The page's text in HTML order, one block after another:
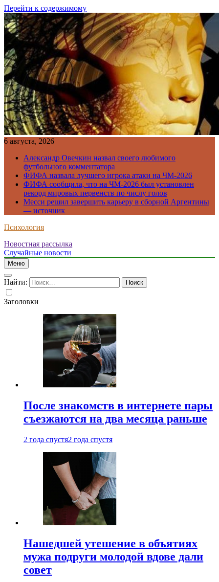
Перейти к содержимому
6 августа, 2026
Александр Овечкин назвал своего любимого
футбольного комментатора
ФИФА назвала лучшего игрока атаки на ЧМ-2026
ФИФА сообщила, что на ЧМ-2026 был установлен
рекорд мировых первенств по числу голов
Месси решил завершить карьеру в сборной Аргентины
— источник
Психология
Новостная рассылка
Случайные новости
Меню
Найти:
Заголовки
После знакомств в интернете пары
съезжаются на два месяца раньше
2 года спустя2 года спустя
Нашедшей утешение в объятиях
мужа подруги молодой вдове дали
совет